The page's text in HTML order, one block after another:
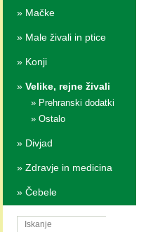
» Mačke
» Male živali in ptice
» Konji
» Velike, rejne živali
» Prehranski dodatki
» Ostalo
» Divjad
» Zdravje in medicina
» Čebele